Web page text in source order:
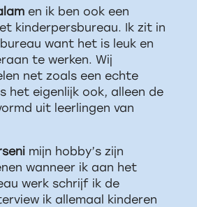
en ik ben ook een
kinderpersbureau. Ik zit in
want het is leuk en
te werken. Wij
net zoals een echte
het eigenlijk ook, alleen de
uit leerlingen van
mijn hobby’s zijn
wanneer ik aan het
werk schrijf ik de
ik allemaal kinderen